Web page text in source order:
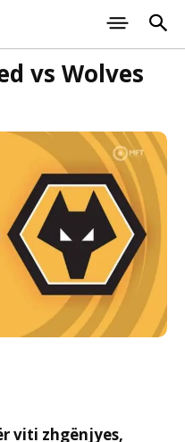
vs Wolves
viti zhgënjyes,